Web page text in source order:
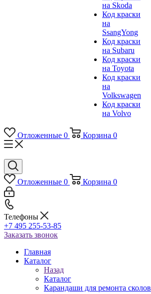
на Skoda
Код краски
на
SsangYong
Код краски
на Subaru
Код краски
на Toyota
Код краски
на
Volkswagen
Код краски
на Volvo
Отложенные 0 Корзина 0
Отложенные 0 Корзина 0
Телефоны
+7 495 255-53-85
Заказать звонок
Главная
Каталог
Назад
Каталог
Карандаши для ремонта сколов